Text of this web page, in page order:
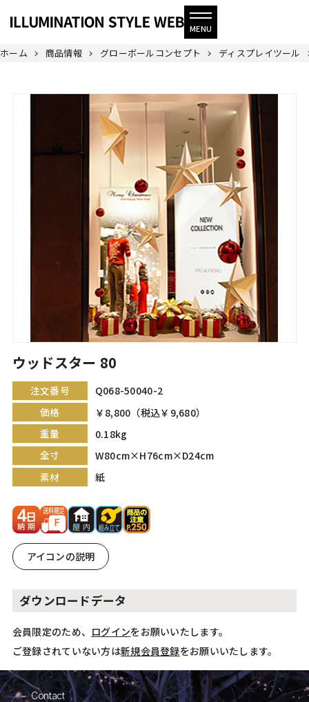
ホーム 商品情報 グローボールコンセプト ディスプレイツール
ウッドスター 80
注文番号
Q068-50040-2
価格
￥8,800（税込￥9,680）
重量
0.18kg
全寸
W80cm×H76cm×D24cm
素材
紙
アイコンの説明
ダウンロードデータ
会員限定のため、 ログインをお願いいたします。
ご登録されていない方は新規会員登録をお願いいたします。
Contact